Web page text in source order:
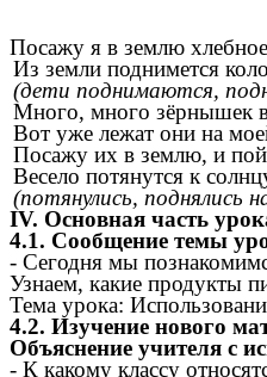
Посажу я в землю
Из земли поднимется
(дети поднимаются,
Много, много зёрнышек в
Вот уже лежат они на
Посажу их в землю, и
Весело потянутся к
(потянулись, поднялись
IV. Основная часть
4.1. Сообщение темы
- Сегодня мы
Узнаем, какие продукты
Тема урока:
4.2. Изучение нового
Объяснение учителя с
- К какому классу